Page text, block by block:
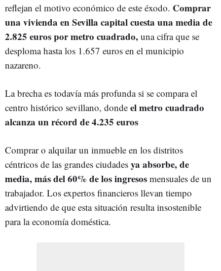
reflejan el motivo económico de este éxodo. Comprar
una vivienda en Sevilla capital cuesta una media de
2.825 euros por metro cuadrado, una cifra que se
desploma hasta los 1.657 euros en el municipio
nazareno.
La brecha es todavía más profunda si se compara el
centro histórico sevillano, donde el metro cuadrado
alcanza un récord de 4.235 euros
Comprar o alquilar un inmueble en los distritos
céntricos de las grandes ciudades ya absorbe, de
media, más del 60% de los ingresos mensuales de un
trabajador. Los expertos financieros llevan tiempo
advirtiendo de que esta situación resulta insostenible
para la economía doméstica.